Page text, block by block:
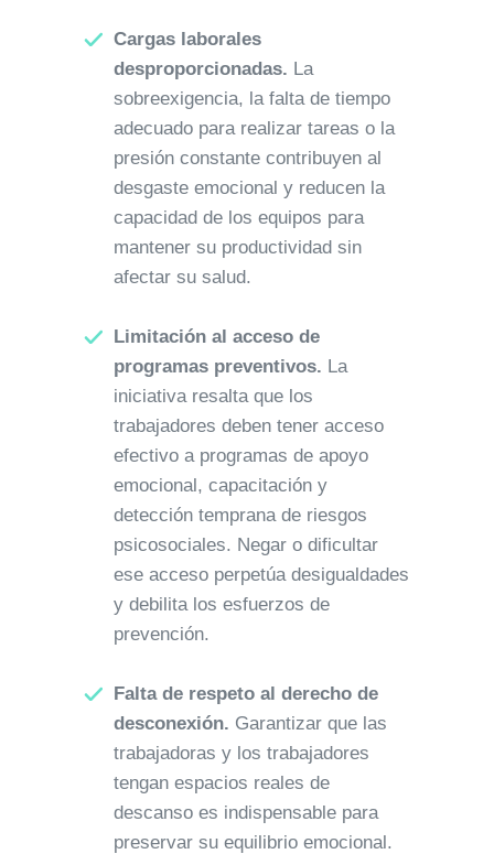
Cargas laborales
desproporcionadas. La
sobreexigencia, la falta de tiempo
adecuado para realizar tareas o la
presión constante contribuyen al
desgaste emocional y reducen la
capacidad de los equipos para
mantener su productividad sin
afectar su salud.
Limitación al acceso de
programas preventivos. La
iniciativa resalta que los
trabajadores deben tener acceso
efectivo a programas de apoyo
emocional, capacitación y
detección temprana de riesgos
psicosociales. Negar o dificultar
ese acceso perpetúa desigualdades
y debilita los esfuerzos de
prevención.
Falta de respeto al derecho de
desconexión. Garantizar que las
trabajadoras y los trabajadores
tengan espacios reales de
descanso es indispensable para
preservar su equilibrio emocional.